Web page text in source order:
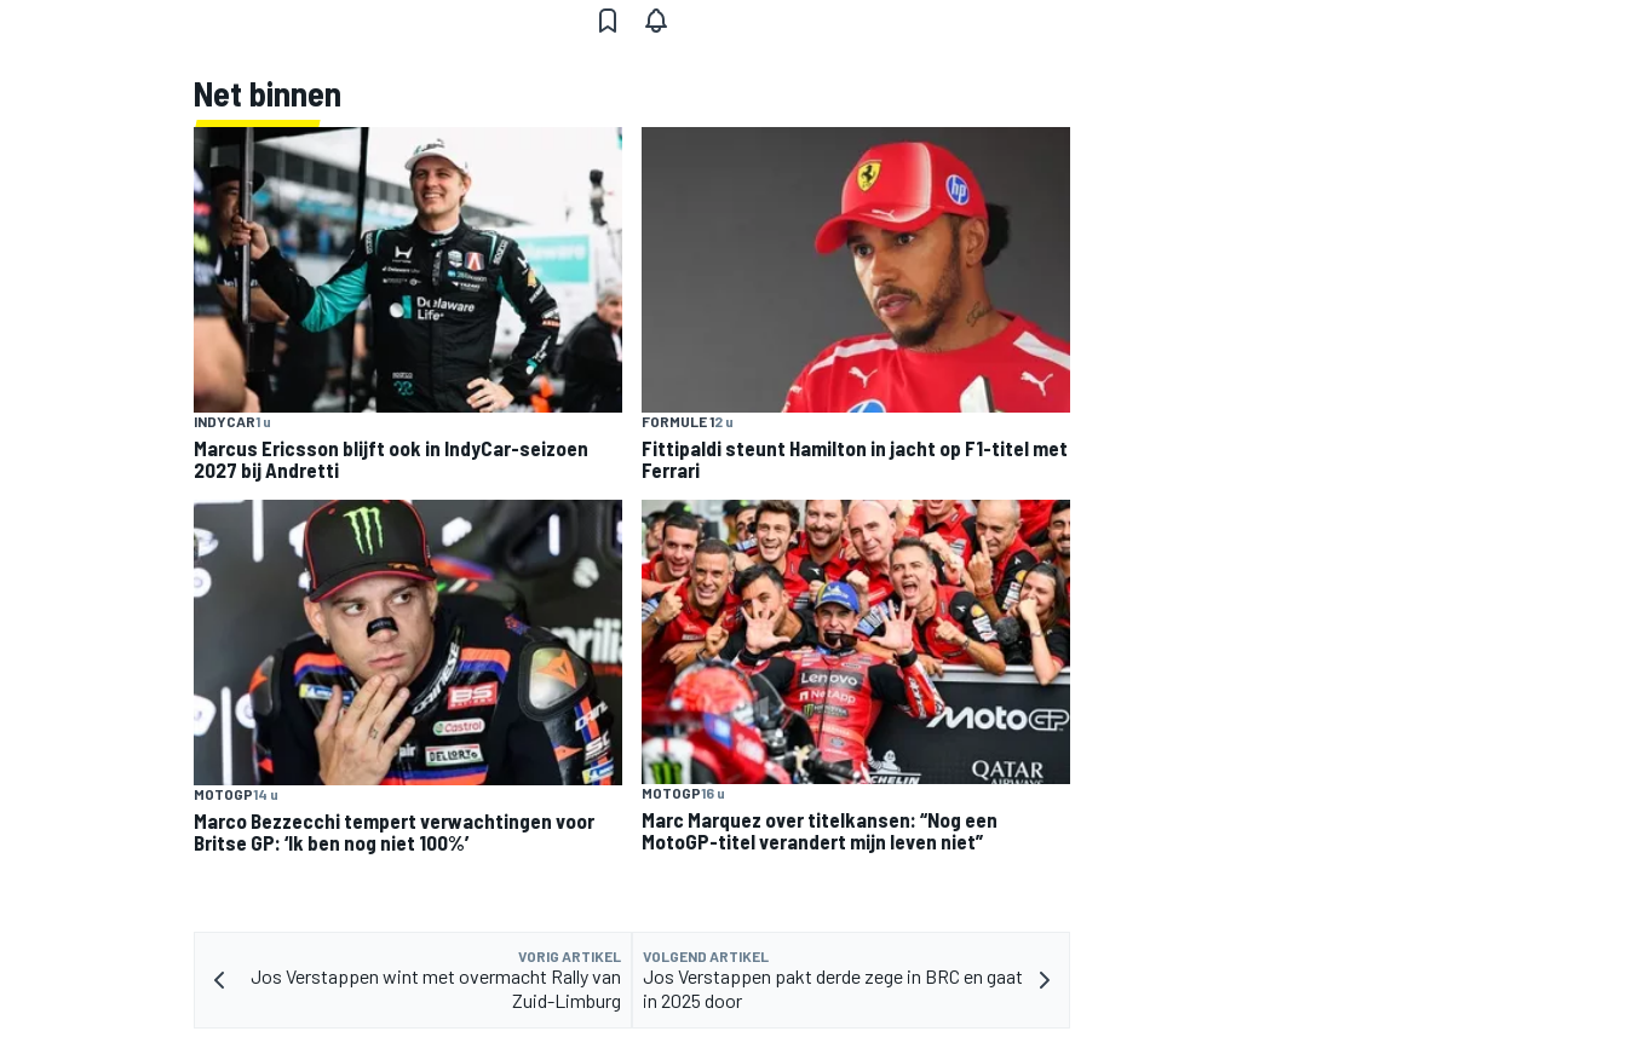
MEER RACEKLASSEN
Net binnen
INDYCAR1 u
Marcus Ericsson blijft ook in IndyCar-seizoen
2027 bij Andretti
FORMULE 12 u
Fittipaldi steunt Hamilton in jacht op F1-titel met
Ferrari
MOTOGP14 u
Marco Bezzecchi tempert verwachtingen voor
Britse GP: ‘Ik ben nog niet 100%’
MOTOGP16 u
Marc Marquez over titelkansen: “Nog een
MotoGP-titel verandert mijn leven niet”
VORIG ARTIKEL
Jos Verstappen wint met overmacht Rally van
Zuid-Limburg
VOLGEND ARTIKEL
Jos Verstappen pakt derde zege in BRC en gaat
in 2025 door